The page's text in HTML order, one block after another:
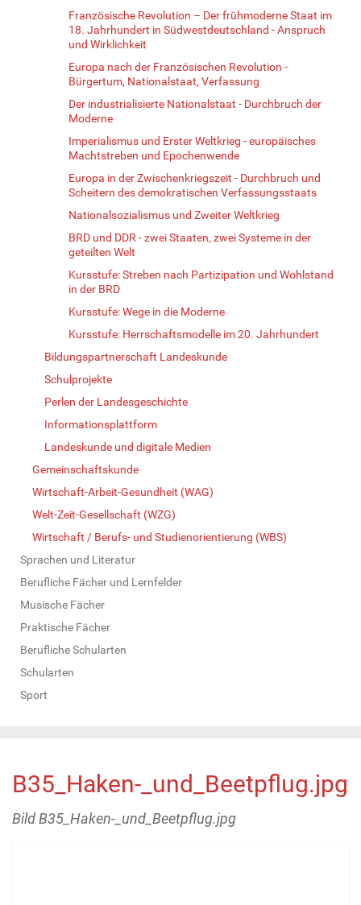
Französische Revolution – Der frühmoderne Staat im
18. Jahrhundert in Südwestdeutschland - Anspruch
und Wirklichkeit
Europa nach der Französischen Revolution -
Bürgertum, Nationalstaat, Verfassung
Der industrialisierte Nationalstaat - Durchbruch der
Moderne
Imperialismus und Erster Weltkrieg - europäisches
Machtstreben und Epochenwende
Europa in der Zwischenkriegszeit - Durchbruch und
Scheitern des demokratischen Verfassungsstaats
Nationalsozialismus und Zweiter Weltkrieg
BRD und DDR - zwei Staaten, zwei Systeme in der
geteilten Welt
Kursstufe: Streben nach Partizipation und Wohlstand
in der BRD
Kursstufe: Wege in die Moderne
Kursstufe: Herrschaftsmodelle im 20. Jahrhundert
Bildungspartnerschaft Landeskunde
Schulprojekte
Perlen der Landesgeschichte
Informationsplattform
Landeskunde und digitale Medien
Gemeinschaftskunde
Wirtschaft-Arbeit-Gesundheit (WAG)
Welt-Zeit-Gesellschaft (WZG)
Wirtschaft / Berufs- und Studienorientierung (WBS)
Sprachen und Literatur
Berufliche Fächer und Lernfelder
Musische Fächer
Praktische Fächer
Berufliche Schularten
Schularten
Sport
B35_Haken-_und_Beetpflug.jpg
Bild B35_Haken-_und_Beetpflug.jpg